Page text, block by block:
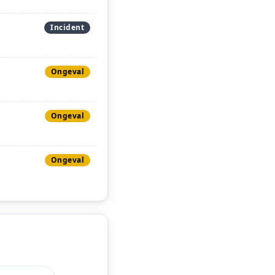
Incident
Ongeval
Ongeval
Ongeval